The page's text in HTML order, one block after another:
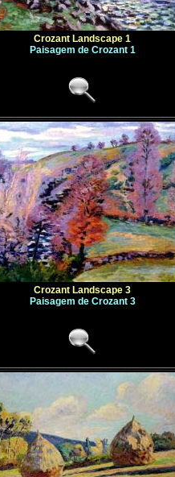
Crozant Landscape 1
Paisagem de Crozant 1
Crozant Landscape 3
Paisagem de Crozant 3